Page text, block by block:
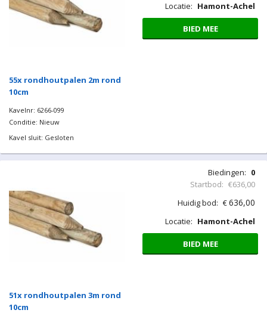
55x rondhoutpalen 2m rond
10cm
Kavelnr: 6266-099
Conditie: Nieuw
Kavel sluit: Gesloten
Locatie: Hamont-Achel
BIED MEE
51x rondhoutpalen 3m rond
10cm
Biedingen: 0
Startbod: €636,00
Huidig bod: €636,00
Locatie: Hamont-Achel
BIED MEE